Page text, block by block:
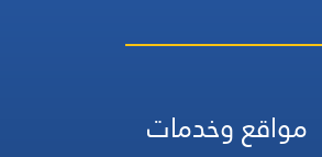
مواقع وخدمات